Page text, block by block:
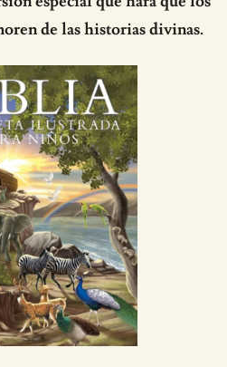
de las historias divinas.